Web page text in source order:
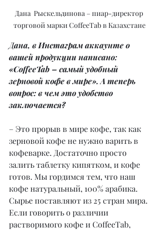
Дана  Рыскельдинова – пиар-директор
торговой марки CoffeeTab в Казахстане
Дана, в Инстаграм аккаунте о
вашей продукции написано:
«CoffeeTab – самый удобный
зерновой кофе в мире». А теперь
вопрос: в чем это удобство
заключается?
– Это прорыв в мире кофе, так как
зерновой кофе не нужно варить в
кофеварке. Достаточно просто
залить таблетку кипятком, и кофе
готов. Мы гордимся тем, что наш
кофе натуральный, 100% арабика.
Сырье поставляют из 25 стран мира.
Если говорить о различии
растворимого кофе и CoffeeTab,